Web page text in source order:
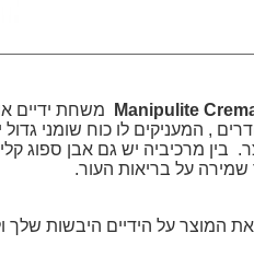
משחת ידיים
, המעניקים לו כוח שומני
בין מרכיביה יש גם אבן ספוג
שמירה על בריאות העור.
את המוצר על הידיים היבשות